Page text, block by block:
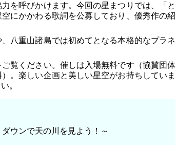
を呼びかけます。今回の星まつりでは、「と
にかかわる歌詞を公募しており、優秀作の紹
八重山諸島では初めてとなる本格的なプラネ
覧ください。催しは入場無料です（協賛団体
。楽しい企画と美しい星空がお持ちしていま
。
ウンで天の川を見よう！～